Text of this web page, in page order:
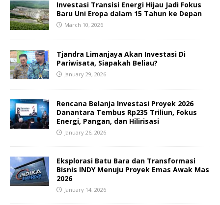
Investasi Transisi Energi Hijau Jadi Fokus
Baru Uni Eropa dalam 15 Tahun ke Depan
March 10, 2026
Tjandra Limanjaya Akan Investasi Di
Pariwisata, Siapakah Beliau?
January 29, 2026
Rencana Belanja Investasi Proyek 2026
Danantara Tembus Rp235 Triliun, Fokus
Energi, Pangan, dan Hilirisasi
January 26, 2026
Eksplorasi Batu Bara dan Transformasi
Bisnis INDY Menuju Proyek Emas Awak Mas
2026
January 14, 2026